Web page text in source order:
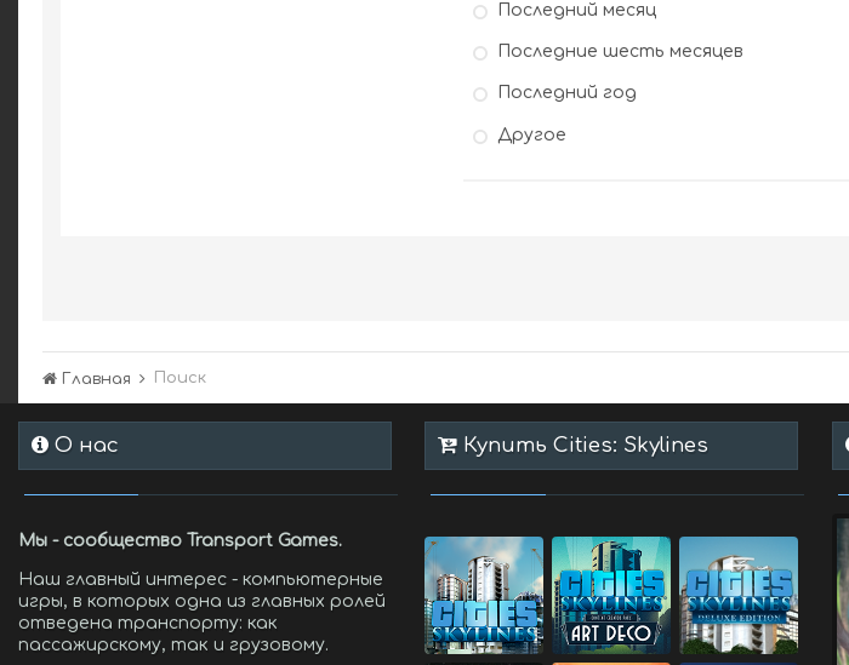
Последний месяц
Последние шесть месяцев
Последний год
Другое
Главная Поиск
О нас
Мы - сообщество Transport Games.
Наш главный интерес - компьютерные
игры, в которых одна из главных ролей
отведена транспорту: как
пассажирскому, так и грузовому.
Купить Cities: Skylines